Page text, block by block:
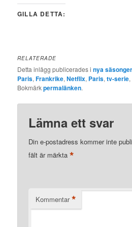
GILLA DETTA:
RELATERADE
Detta inlägg publicerades inya säsonger
Paris,Frankrike,Netflix, Paris,tv-serie,
Bokmärkpermalänken.
Lämna ett svar
Din e-postadress kommer inte
fält är märkta*
Kommentar *